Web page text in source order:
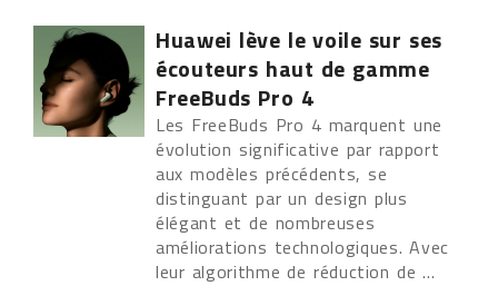
Huawei lève le voile sur ses
écouteurs haut de gamme
FreeBuds Pro 4
Les FreeBuds Pro 4 marquent une
évolution significative par rapport
aux modèles précédents, se
distinguant par un design plus
élégant et de nombreuses
améliorations technologiques. Avec
leur algorithme de réduction de ...